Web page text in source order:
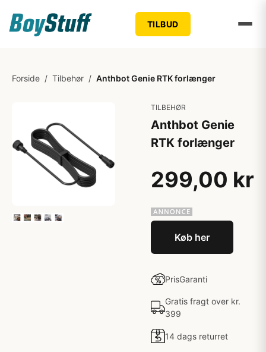
TILBUD
Forside / Tilbehør / Anthbot Genie RTK forlænger
TILBEHØR
Anthbot Genie
RTK forlænger
299,00 kr
Køb her
PrisGaranti
Gratis fragt over kr.
399
14 dags returret